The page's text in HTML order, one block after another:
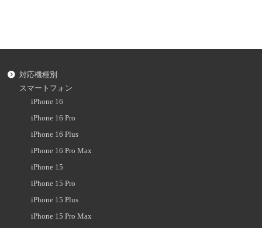
対応機種別
スマートフォン
iPhone 16
iPhone 16 Pro
iPhone 16 Plus
iPhone 16 Pro Max
iPhone 15
iPhone 15 Pro
iPhone 15 Plus
iPhone 15 Pro Max